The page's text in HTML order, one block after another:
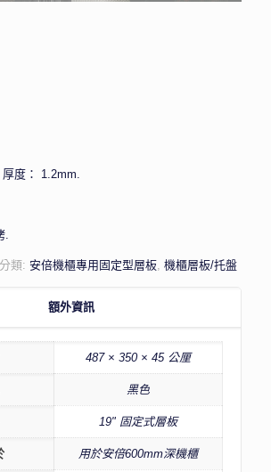
度： 1.2mm.
.
分類: 安倍機櫃專用固定型層板, 機櫃層板/托盤
額外資訊
487 × 350 × 45 公厘
黑色
19" 固定式層板
用於安倍600mm深機櫃